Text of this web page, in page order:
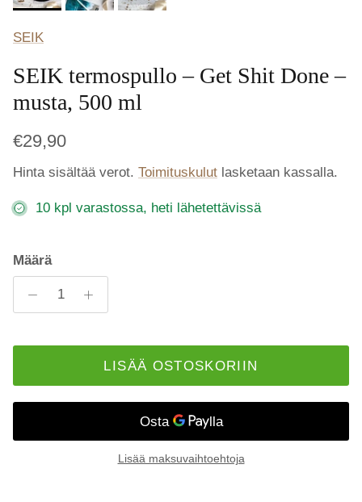
SEIK
SEIK termospullo – Get Shit Done –
musta, 500 ml
€29,90
Hinta sisältää verot. Toimituskulut lasketaan kassalla.
10 kpl varastossa, heti lähetettävissä
Määrä
LISÄÄ OSTOSKORIIN
Lisää maksuvaihtoehtoja